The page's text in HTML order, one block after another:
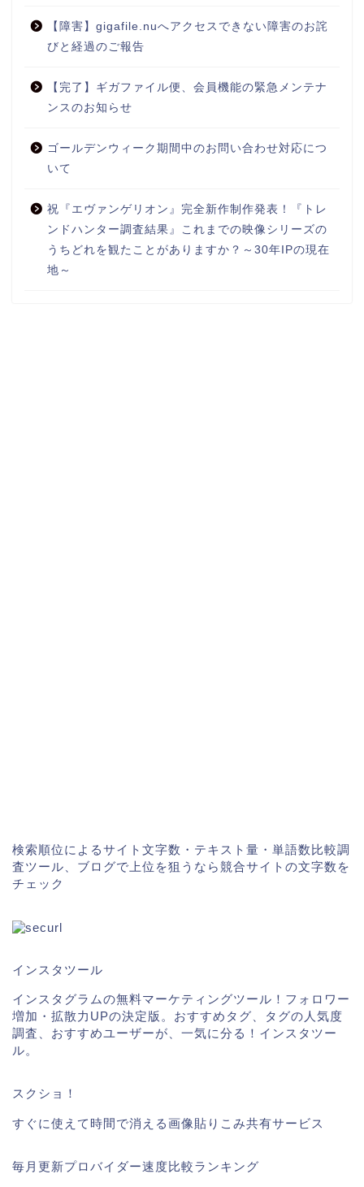
【障害】gigafile.nuへアクセスできない障害のお詫
びと経過のご報告
【完了】ギガファイル便、会員機能の緊急メンテナ
ンスのお知らせ
ゴールデンウィーク期間中のお問い合わせ対応につ
いて
祝『エヴァンゲリオン』完全新作制作発表！『トレ
ンドハンター調査結果』これまでの映像シリーズの
うちどれを観たことがありますか？～30年IPの現在
地～
検索順位によるサイト文字数・テキスト量・単語数比較調
査ツール、ブログで上位を狙うなら競合サイトの文字数を
チェック
インスタツール
インスタグラムの無料マーケティングツール！フォロワー
増加・拡散力UPの決定版。おすすめタグ、タグの人気度
調査、おすすめユーザーが、一気に分る！インスタツー
ル。
スクショ！
すぐに使えて時間で消える画像貼りこみ共有サービス
毎月更新プロバイダー速度比較ランキング